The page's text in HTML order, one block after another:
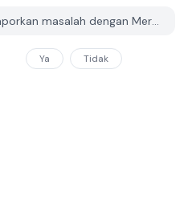
Bagaimana saya boleh melaporkan masalah dengan Merge Miner di PGYER APK HUB?
Ya Tidak